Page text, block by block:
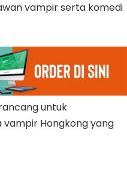
vampir serta komedi
untuk
Hongkong yang